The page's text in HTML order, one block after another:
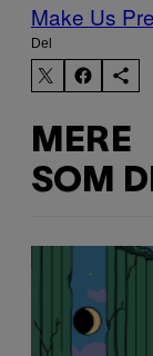
Make Us
Del
MERE
SOM